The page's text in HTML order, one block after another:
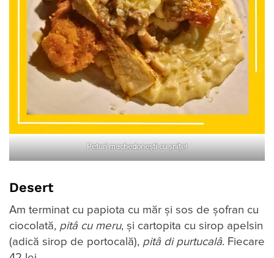
Peturi machedonești cu șnițel
Desert
Am terminat cu papiota cu măr și sos de șofran cu
ciocolată, pitâ cu meru, și cartopita cu sirop apelsin
(adică sirop de portocală), pitâ di purtucalâ. Fiecare